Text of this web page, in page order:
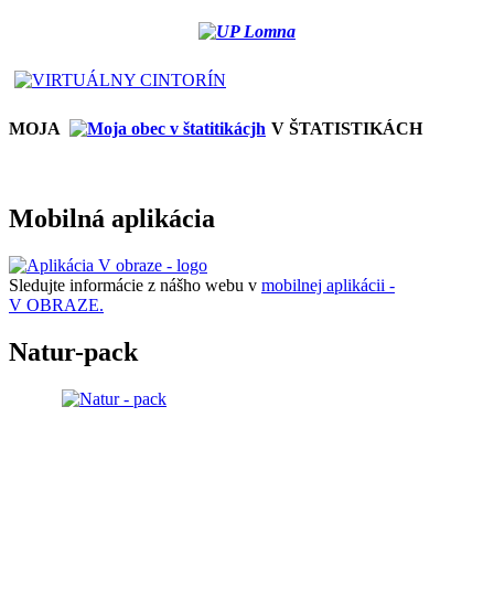
MOJA V ŠTATISTIKÁCH
Mobilná aplikácia
Sledujte informácie z nášho webu v mobilnej aplikácii -
V OBRAZE.
Natur-pack